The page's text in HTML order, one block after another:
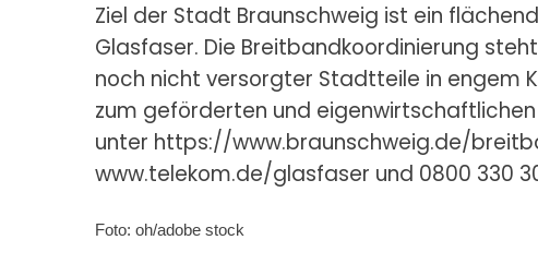
Ziel der Stadt Braunschweig ist ein
Glasfaser. Die Breitbandkoordinierung
noch nicht versorgter Stadtteile in engem
zum geförderten und
unter https://www.braunschweig.de/
www.telekom.de/glasfaser und 0800 330
Foto: oh/adobe stock